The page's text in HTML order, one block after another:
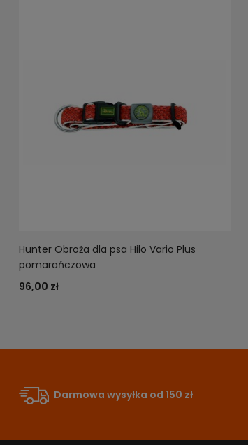
Hunter Obroża dla psa Hilo Vario Plus
pomarańczowa
96,00 zł
Darmowa wysyłka od 150 zł